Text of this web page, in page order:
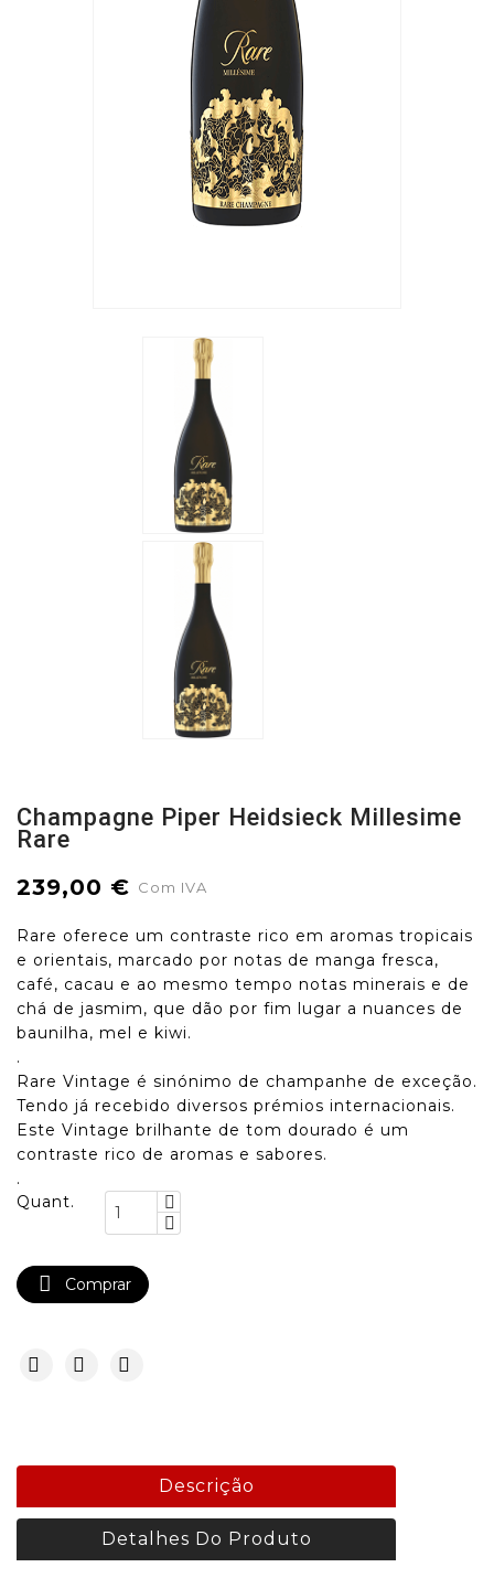
Champagne Piper Heidsieck Millesime
Rare
239,00 € Com IVA
Rare oferece um contraste rico em aromas tropicais
e orientais, marcado por notas de manga fresca,
café, cacau e ao mesmo tempo notas minerais e de
chá de jasmim, que dão por fim lugar a nuances de
baunilha, mel e kiwi.
.
Rare Vintage é sinónimo de champanhe de exceção.
Tendo já recebido diversos prémios internacionais.
Este Vintage brilhante de tom dourado é um
contraste rico de aromas e sabores.
.
Quant.
 Comprar
Descrição
Detalhes Do Produto